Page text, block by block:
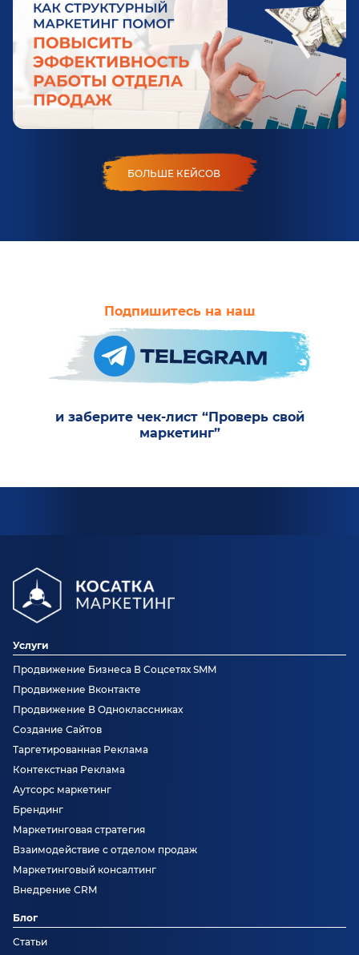
БОЛЬШЕ КЕЙСОВ
Подпишитесь на наш
и заберите чек-лист “Проверь свой
маркетинг”
Услуги
Продвижение Бизнеса В Соцсетях SMM
Продвижение Вконтакте
Продвижение В Одноклассниках
Создание Сайтов
Таргетированная Реклама
Контекстная Реклама
Аутсорс маркетинг
Брендинг
Маркетинговая стратегия
Взаимодействие с отделом продаж
Маркетинговый консалтинг
Внедрение CRM
Блог
Статьи